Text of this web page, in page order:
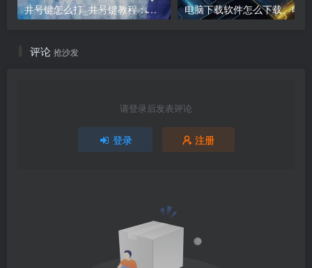
井号键怎么打_井号键教程：打出#的方法
评论 抢沙发
请登录后发表评论
登录 注册